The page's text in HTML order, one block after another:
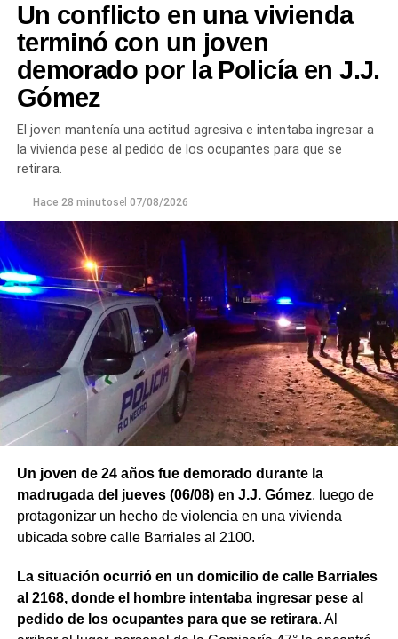
Un conflicto en una vivienda
terminó con un joven
demorado por la Policía en J.J.
Gómez
El joven mantenía una actitud agresiva e intentaba ingresar a
la vivienda pese al pedido de los ocupantes para que se
retirara.
Hace 28 minutosel 07/08/2026
Un joven de 24 años fue demorado durante la
madrugada del jueves (06/08) en J.J. Gómez, luego de
protagonizar un hecho de violencia en una vivienda
ubicada sobre calle Barriales al 2100.
La situación ocurrió en un domicilio de calle Barriales
al 2168, donde el hombre intentaba ingresar pese al
pedido de los ocupantes para que se retirara. Al